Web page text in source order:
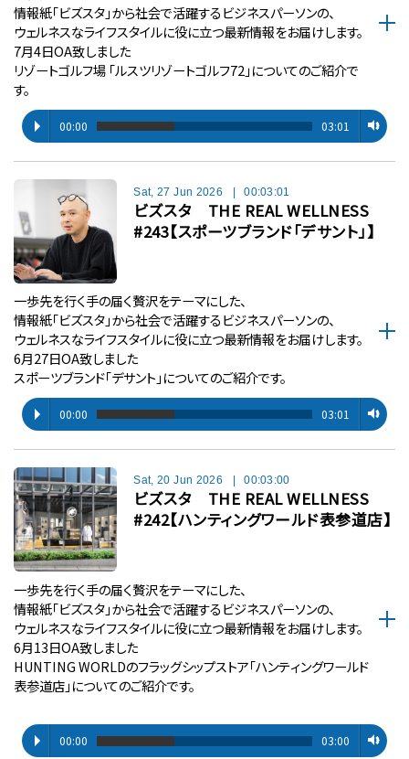
情報紙「ビズスタ」から社会で活躍するビジネスパーソンの、
ウェルネスなライフスタイルに役に立つ最新情報をお届けします。
7月4日OA致しました
リゾートゴルフ場 「ルスツリゾートゴルフ72」についてのご紹介で
す。
00:00 03:01
Sat, 27 Jun 2026 | 00:03:01
ビズスタ THE REAL WELLNESS
#243【スポーツブランド「デサント」】
一歩先を行く手の届く贅沢をテーマにした、
情報紙「ビズスタ」から社会で活躍するビジネスパーソンの、
ウェルネスなライフスタイルに役に立つ最新情報をお届けします。
6月27日OA致しました
スポーツブランド「デサント」についてのご紹介です。
00:00 03:01
Sat, 20 Jun 2026 | 00:03:00
ビズスタ THE REAL WELLNESS
#242【ハンティングワールド表参道店】
一歩先を行く手の届く贅沢をテーマにした、
情報紙「ビズスタ」から社会で活躍するビジネスパーソンの、
ウェルネスなライフスタイルに役に立つ最新情報をお届けします。
6月13日OA致しました
HUNTING WORLDのフラッグシップストア「ハンティングワールド
表参道店」についてのご紹介です。
00:00 03:00